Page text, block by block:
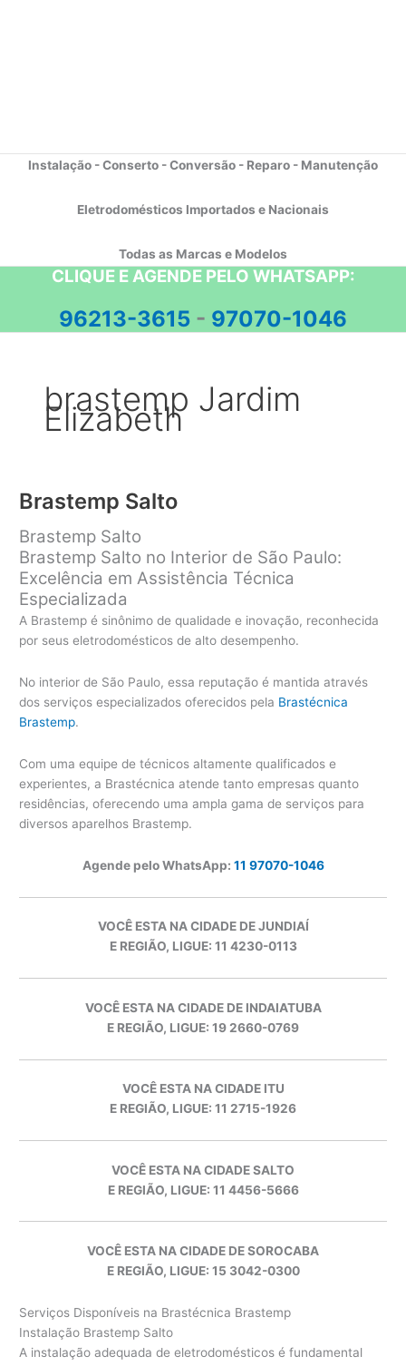
Instalação - Conserto - Conversão - Reparo - Manutenção
Eletrodomésticos Importados e Nacionais
Todas as Marcas e Modelos
CLIQUE E AGENDE PELO WHATSAPP:
96213-3615 - 97070-1046
brastemp Jardim
Elizabeth
Brastemp Salto
Brastemp Salto
Brastemp Salto no Interior de São Paulo:
Excelência em Assistência Técnica
Especializada
A Brastemp é sinônimo de qualidade e inovação, reconhecida
por seus eletrodomésticos de alto desempenho.
No interior de São Paulo, essa reputação é mantida através
dos serviços especializados oferecidos pela Brastécnica
Brastemp.
Com uma equipe de técnicos altamente qualificados e
experientes, a Brastécnica atende tanto empresas quanto
residências, oferecendo uma ampla gama de serviços para
diversos aparelhos Brastemp.
Agende pelo WhatsApp: 11 97070-1046
VOCÊ ESTA NA CIDADE DE JUNDIAÍ
E REGIÃO, LIGUE: 11 4230-0113
VOCÊ ESTA NA CIDADE DE INDAIATUBA
E REGIÃO, LIGUE: 19 2660-0769
VOCÊ ESTA NA CIDADE ITU
E REGIÃO, LIGUE: 11 2715-1926
VOCÊ ESTA NA CIDADE SALTO
E REGIÃO, LIGUE: 11 4456-5666
VOCÊ ESTA NA CIDADE DE SOROCABA
E REGIÃO, LIGUE: 15 3042-0300
Serviços Disponíveis na Brastécnica Brastemp
Instalação Brastemp Salto
A instalação adequada de eletrodomésticos é fundamental